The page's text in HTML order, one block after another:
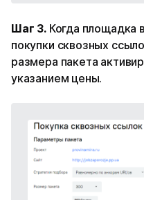
Шаг 3.Когда площадка
покупки сквозных
размера пакета
указанием цены.